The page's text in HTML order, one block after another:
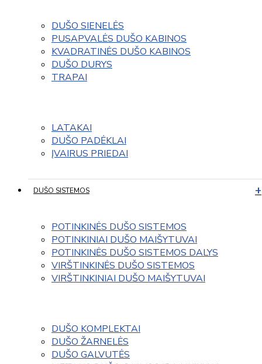
DUŠO SIENELĖS
PUSAPVALĖS DUŠO KABINOS
KVADRATINĖS DUŠO KABINOS
DUŠO DURYS
TRAPAI
LATAKAI
DUŠO PADĖKLAI
ĮVAIRUS PRIEDAI
DUŠO SISTEMOS
POTINKINĖS DUŠO SISTEMOS
POTINKINIAI DUŠO MAIŠYTUVAI
POTINKINĖS DUŠO SISTEMOS DALYS
VIRŠTINKINĖS DUŠO SISTEMOS
VIRŠTINKINIAI DUŠO MAIŠYTUVAI
DUŠO KOMPLEKTAI
DUŠO ŽARNELĖS
DUŠO GALVUTĖS